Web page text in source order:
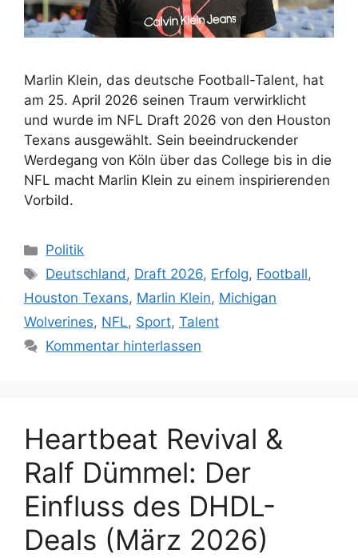
Marlin Klein, das deutsche Football-Talent, hat
am 25. April 2026 seinen Traum verwirklicht
und wurde im NFL Draft 2026 von den Houston
Texans ausgewählt. Sein beeindruckender
Werdegang von Köln über das College bis in die
NFL macht Marlin Klein zu einem inspirierenden
Vorbild.
Kategorien
Politik
Schlagwörter
Deutschland, Draft 2026, Erfolg, Football,
Houston Texans, Marlin Klein, Michigan
Wolverines, NFL, Sport, Talent
Kommentar hinterlassen
Heartbeat Revival &
Ralf Dümmel: Der
Einfluss des DHDL-
Deals (März 2026)